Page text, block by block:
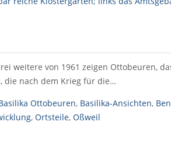
weitere von 1961 zeigen Ottobeuren,
die nach dem Krieg für die…
Ottobeuren, Basilika-Ansichten,
, Ortsteile, Oßweil